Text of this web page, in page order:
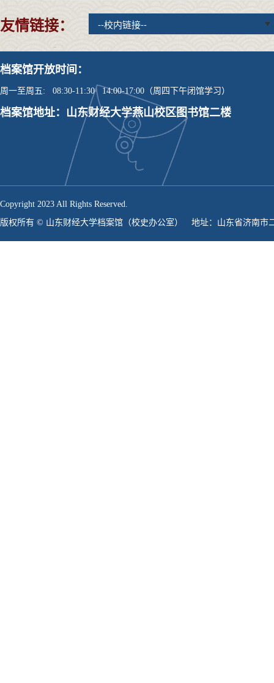
友情链接：
档案馆开放时间：
周一至周五: 08:30-11:30 14:00-17:00（周四下午闭馆学习）
档案馆地址：山东财经大学燕山校区图书馆二楼
Copyright 2023 All Rights Reserved.
版权所有 © 山东财经大学档案馆（校史办公室） 地址：山东省济南市